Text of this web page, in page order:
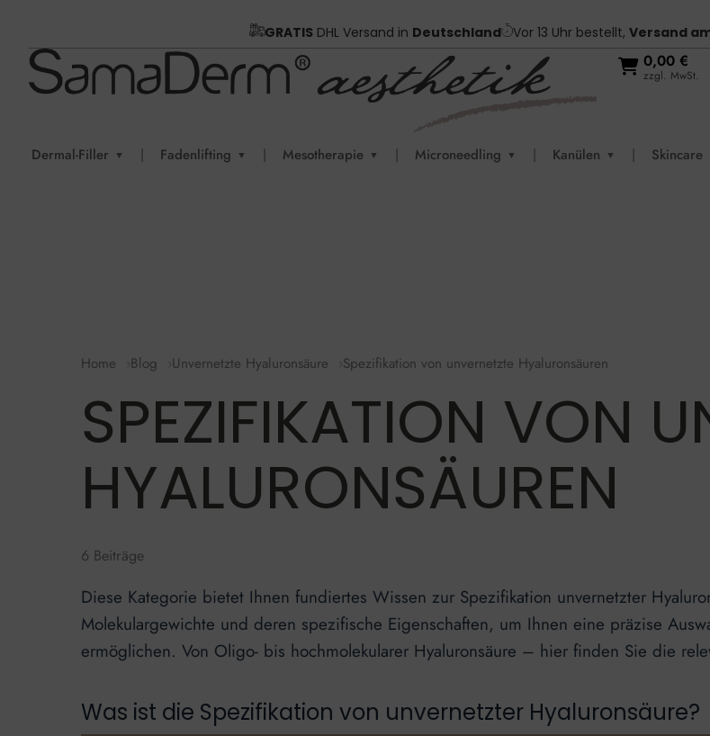
GRATIS DHL Versand in Deutschland Vor 13 Uhr bestellt, Versand
0,00 €
zzgl. MwSt.
Dermal-Filler ▼ | Fadenlifting ▼ | Mesotherapie ▼ | Microneedling ▼ | Kanülen ▼ | Skincare
Home Blog Unvernetzte Hyaluronsäure Spezifikation von unvernetzte Hyaluronsäuren
SPEZIFIKATION VON
HYALURONSÄUREN
6 Beiträge
Diese Kategorie bietet Ihnen fundiertes Wissen zur Spezifikation unvernetzter
Molekulargewichte und deren spezifische Eigenschaften, um Ihnen eine präzise
ermöglichen. Von Oligo- bis hochmolekularer Hyaluronsäure – hier finden Sie die
Was ist die Spezifikation von unvernetzter Hyaluronsäure?